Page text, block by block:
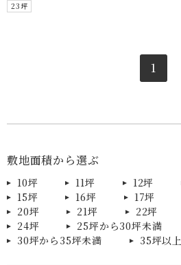
23坪
1
敷地面積から選ぶ
10坪 11坪 12坪
15坪
16坪 17坪
20坪
21坪 22坪
24坪
25坪から30坪未満
30坪から35坪未満
35坪以上